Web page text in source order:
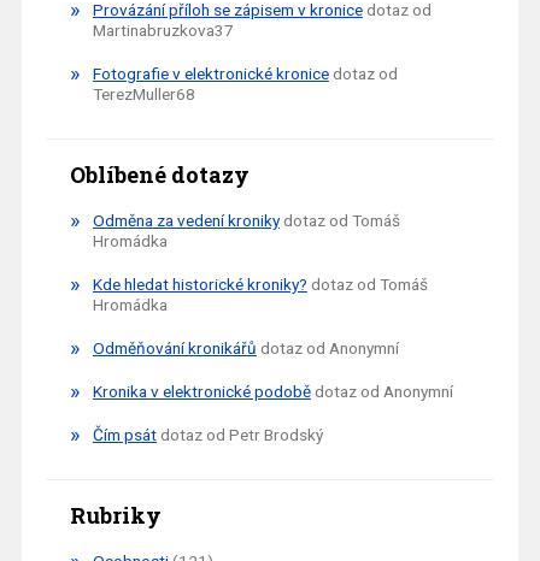
Provázání příloh se zápisem v kronicedotaz od
Martinabruzkova37
Fotografie v elektronické kronicedotaz od
TerezMuller68
Oblíbené dotazy
Odměna za vedení kronikydotaz od Tomáš
Hromádka
Kde hledat historické kroniky? dotaz od Tomáš
Hromádka
Odměňování kronikářů dotaz od Anonymní
Kronika v elektronické podobědotaz od Anonymní
Čím psátdotaz od Petr Brodský
Rubriky